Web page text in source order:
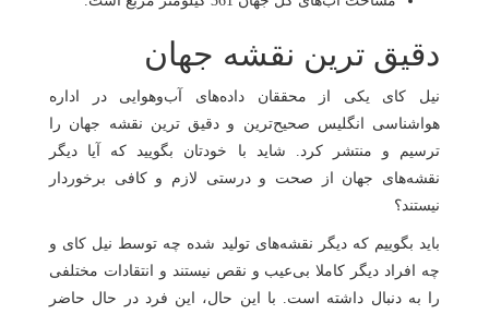
دقیق ترین نقشه جهان
نیل کای یکی از محققان داده‌های آب‌وهوایی در اداره
هواشناسی انگلیس صحیح‌ترین و دقیق ترین نقشه جهان را
ترسیم و منتشر کرد. شاید با خودتان بگویید که آیا دیگر
نقشه‌های جهان از صحت و درستی لازم و کافی برخوردار
نیستند؟
باید بگوییم که دیگر نقشه‌های تولید شده چه توسط نیل کای و
چه افراد دیگر کاملا بی‌عیب و نقص نیستند و انتقادات مختلفی
را به دنبال داشته است. با این حال، این فرد در حال حاضر